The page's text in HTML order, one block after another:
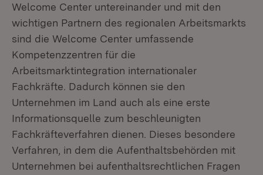
Welcome Center untereinander und mit den
wichtigen Partnern des regionalen Arbeitsmarkts
sind die Welcome Center umfassende
Kompetenzzentren für die
Arbeitsmarktintegration internationaler
Fachkräfte. Dadurch können sie den
Unternehmen im Land auch als eine erste
Informationsquelle zum beschleunigten
Fachkräfteverfahren dienen. Dieses besondere
Verfahren, in dem die Aufenthaltsbehörden mit
Unternehmen bei aufenthaltsrechtlichen Fragen